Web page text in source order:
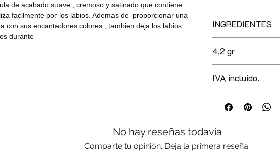
de acabado suave , cremoso y satinado que contiene
facilmente por los labios. Ademas de proporcionar una
con sus encantadores colores , tambien deja los labios
durante
INGREDIENTES
synthetic wax,
isobutyrate,
tribehenin, hdi/
synthetic
phytosteryl/
pentaerythrityl
4,2 gr
IVA incluido.
No hay reseñas todavía
Comparte tu opinión. Deja la primera reseña.